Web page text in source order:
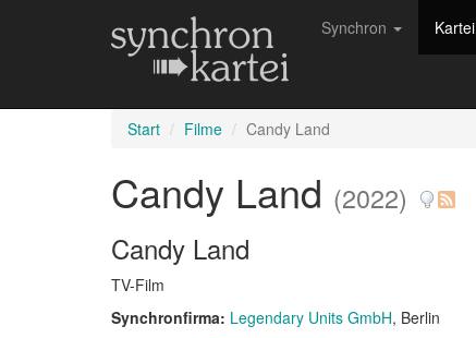
Synchron Kartei
Start Filme Candy Land
Candy Land (2022)
Candy Land
TV-Film
Synchronfirma: Legendary Units GmbH, Berlin